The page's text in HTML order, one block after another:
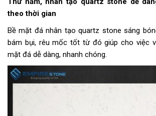
theo thời gian
Bề mặt đá nhân tạo quartz stone sáng
bám bụi, rêu mốc tốt từ đó giúp cho việc
mặt đá dễ dàng, nhanh chóng.